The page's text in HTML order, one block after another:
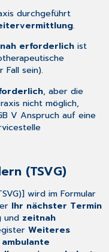
durchgeführt
.
erforderlich ist
sein).
, aber die
nicht möglich,
V Anspruch auf eine
(TSVG)
wird im Formular
Ihr nächster Termin
und zeitnah
Weiteres
ambulante